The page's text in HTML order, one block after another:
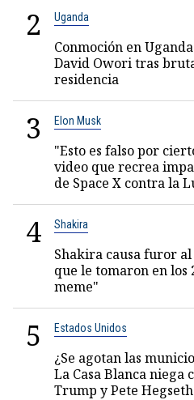
2 Uganda
Conmoción en
David Owori tras
residencia
3 Elon Musk
"Esto es falso por
video que recrea
de Space X contra la
4 Shakira
Shakira causa furor
que le tomaron en los
meme"
5 Estados Unidos
¿Se agotan las
La Casa Blanca niega
Trump y Pete Hegseth